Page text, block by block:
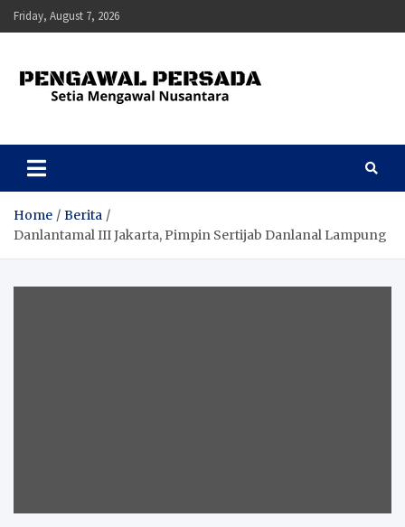
Skip
to
Friday, August 7, 2026
Pengawal Persada
Home
Berita
Danlantamal III Jakarta, Pimpin Sertijab Danlanal Lampung